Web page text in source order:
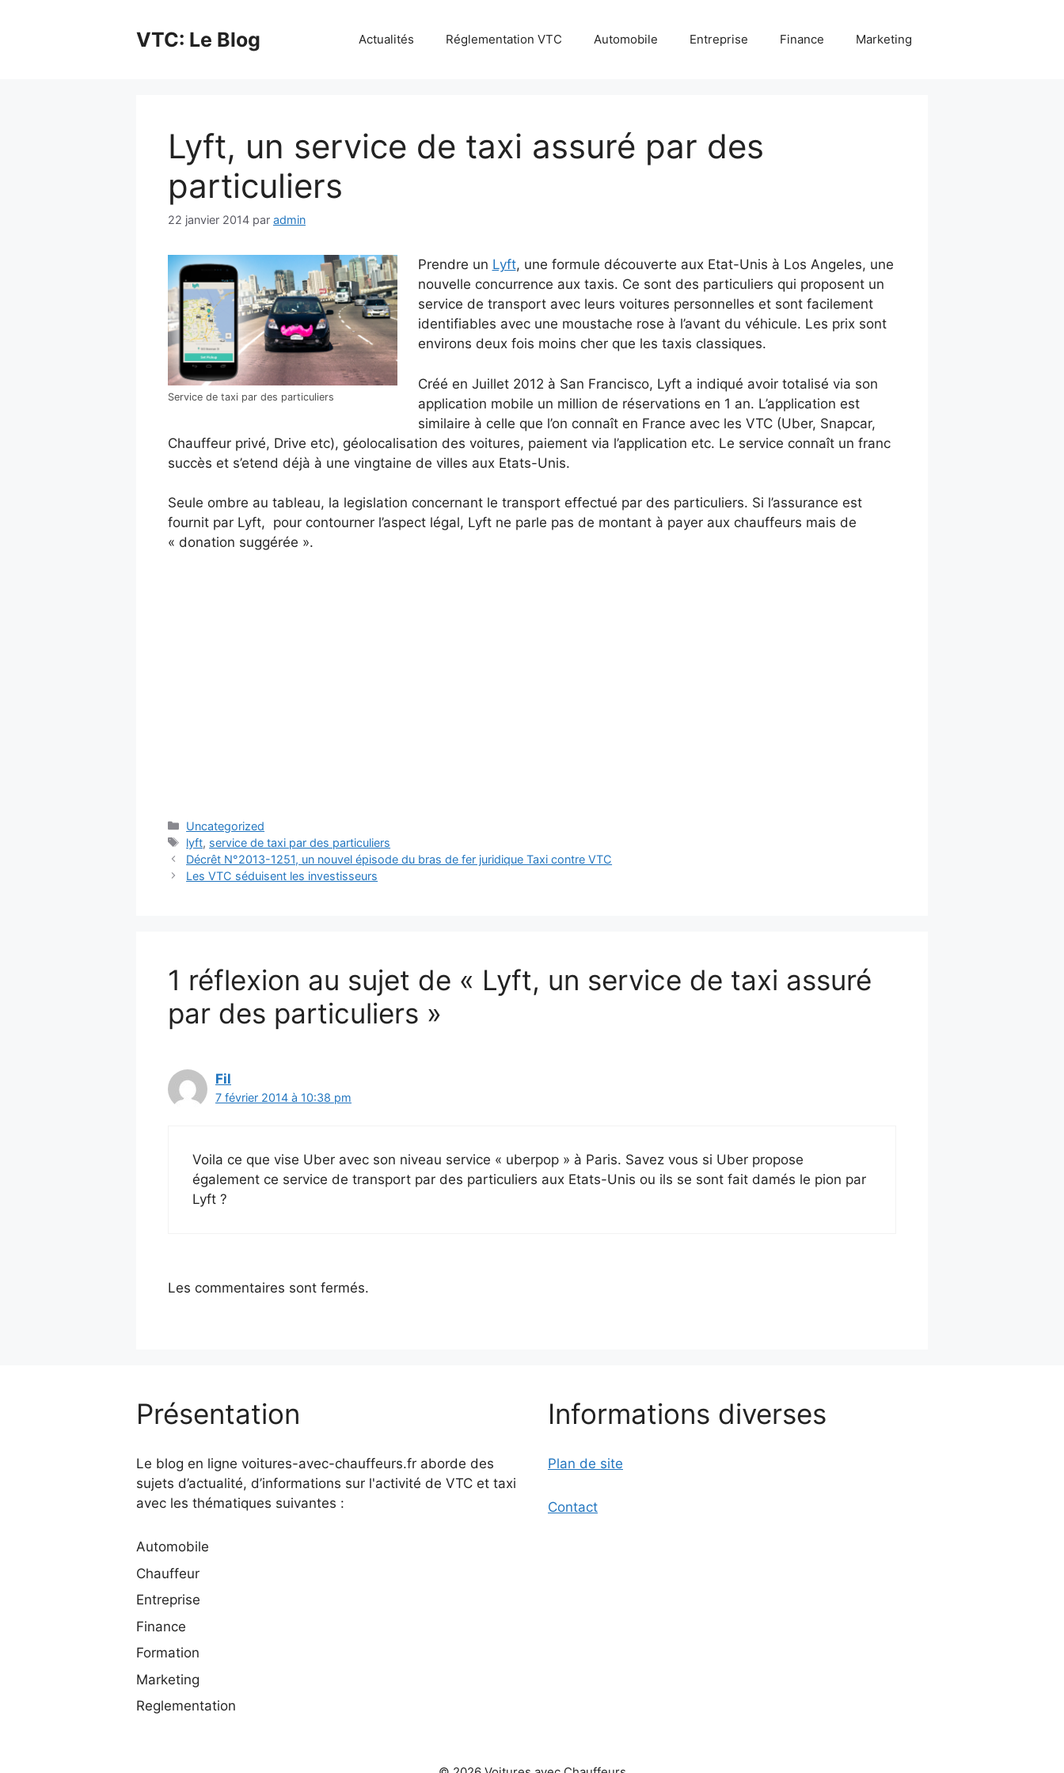
VTC: Le Blog Actualités Réglementation VTC Automobile Entreprise Finance Marketing
Lyft, un service de taxi assuré par des
particuliers
22 janvier 2014 par admin
Service de taxi par des particuliers
Prendre un Lyft, une formule découverte aux Etat-Unis à Los Angeles, une
nouvelle concurrence aux taxis. Ce sont des particuliers qui proposent un
service de transport avec leurs voitures personnelles et sont facilement
identifiables avec une moustache rose à l’avant du véhicule. Les prix sont
environs deux fois moins cher que les taxis classiques.
Créé en Juillet 2012 à San Francisco, Lyft a indiqué avoir totalisé via son
application mobile un million de réservations en 1 an. L’application est
similaire à celle que l’on connaît en France avec les VTC (Uber, Snapcar,
Chauffeur privé, Drive etc), géolocalisation des voitures, paiement via l’application etc. Le service connaît un franc
succès et s’etend déjà à une vingtaine de villes aux Etats-Unis.
Seule ombre au tableau, la legislation concernant le transport effectué par des particuliers. Si l’assurance est
fournit par Lyft, pour contourner l’aspect légal, Lyft ne parle pas de montant à payer aux chauffeurs mais de
« donation suggérée ».
Catégories
Uncategorized
Étiquettes
lyft, service de taxi par des particuliers
Décrêt N°2013-1251, un nouvel épisode du bras de fer juridique Taxi contre VTC
Les VTC séduisent les investisseurs
1 réflexion au sujet de « Lyft, un service de taxi assuré
par des particuliers »
Fil
7 février 2014 à 10:38 pm
Voila ce que vise Uber avec son niveau service « uberpop » à Paris. Savez vous si Uber propose
également ce service de transport par des particuliers aux Etats-Unis ou ils se sont fait damés le pion par
Lyft ?
Les commentaires sont fermés.
Présentation
Le blog en ligne voitures-avec-chauffeurs.fr aborde des
sujets d’actualité, d’informations sur l'activité de VTC et taxi
avec les thématiques suivantes :
Automobile
Chauffeur
Entreprise
Finance
Formation
Marketing
Reglementation
Informations diverses
Plan de site
Contact